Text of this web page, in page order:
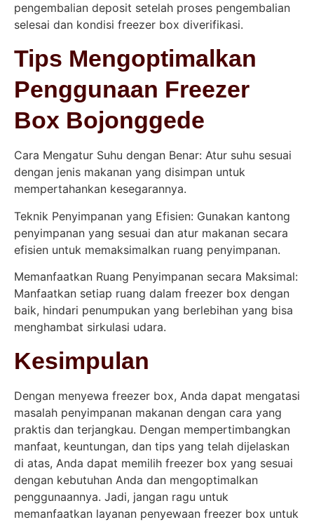
pengembalian deposit setelah proses pengembalian
selesai dan kondisi freezer box diverifikasi.
Tips Mengoptimalkan
Penggunaan Freezer
Box Bojonggede
Cara Mengatur Suhu dengan Benar: Atur suhu sesuai
dengan jenis makanan yang disimpan untuk
mempertahankan kesegarannya.
Teknik Penyimpanan yang Efisien: Gunakan kantong
penyimpanan yang sesuai dan atur makanan secara
efisien untuk memaksimalkan ruang penyimpanan.
Memanfaatkan Ruang Penyimpanan secara Maksimal:
Manfaatkan setiap ruang dalam freezer box dengan
baik, hindari penumpukan yang berlebihan yang bisa
menghambat sirkulasi udara.
Kesimpulan
Dengan menyewa freezer box, Anda dapat mengatasi
masalah penyimpanan makanan dengan cara yang
praktis dan terjangkau. Dengan mempertimbangkan
manfaat, keuntungan, dan tips yang telah dijelaskan
di atas, Anda dapat memilih freezer box yang sesuai
dengan kebutuhan Anda dan mengoptimalkan
penggunaannya. Jadi, jangan ragu untuk
memanfaatkan layanan penyewaan freezer box untuk